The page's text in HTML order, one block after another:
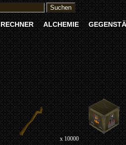
RECHNER ALCHEMIE
x 10000